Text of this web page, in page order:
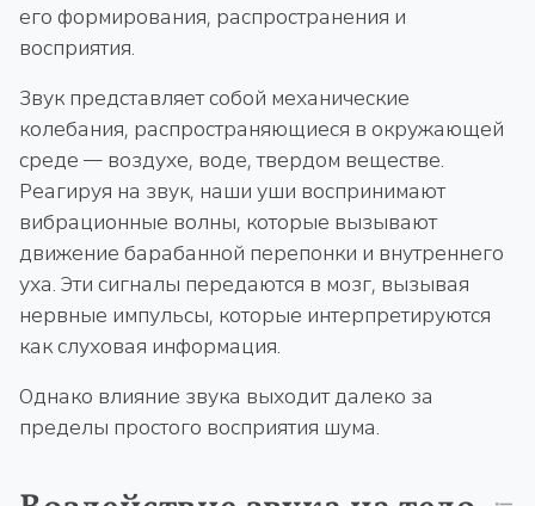
его формирования, распространения и
восприятия.
Звук представляет собой механические
колебания, распространяющиеся в окружающей
среде — воздухе, воде, твердом веществе.
Реагируя на звук, наши уши воспринимают
вибрационные волны, которые вызывают
движение барабанной перепонки и внутреннего
уха. Эти сигналы передаются в мозг, вызывая
нервные импульсы, которые интерпретируются
как слуховая информация.
Однако влияние звука выходит далеко за
пределы простого восприятия шума.